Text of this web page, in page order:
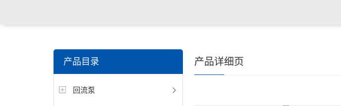
器，刮/吸泥机等水处理设备
产品目录
回流泵
产品详细页